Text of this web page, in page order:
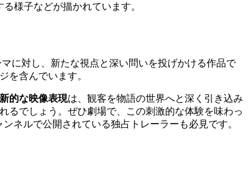
様子などが描かれています。
マに対し、新たな視点と深い問いを投げかける作品で
を含んでいます。
的な映像表現は、観客を物語の世界へと深く引き込み
るでしょう。ぜひ劇場で、この刺激的な体験を味わっ
ネルで公開されている独占トレーラーも必見です。